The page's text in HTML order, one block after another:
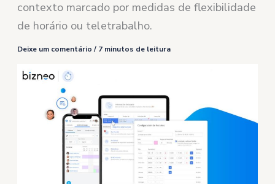
contexto marcado por medidas de flexibilidade
de horário ou teletrabalho.
Deixe um comentário / 7 minutos de leitura